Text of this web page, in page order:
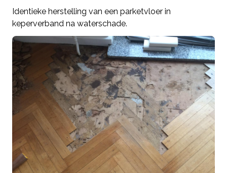
Identieke herstelling van een parketvloer in
keperverband na waterschade.